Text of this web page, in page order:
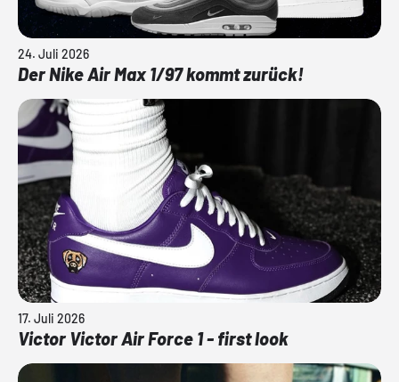
24. Juli 2026
Der Nike Air Max 1/97 kommt zurück!
17. Juli 2026
Victor Victor Air Force 1 - first look